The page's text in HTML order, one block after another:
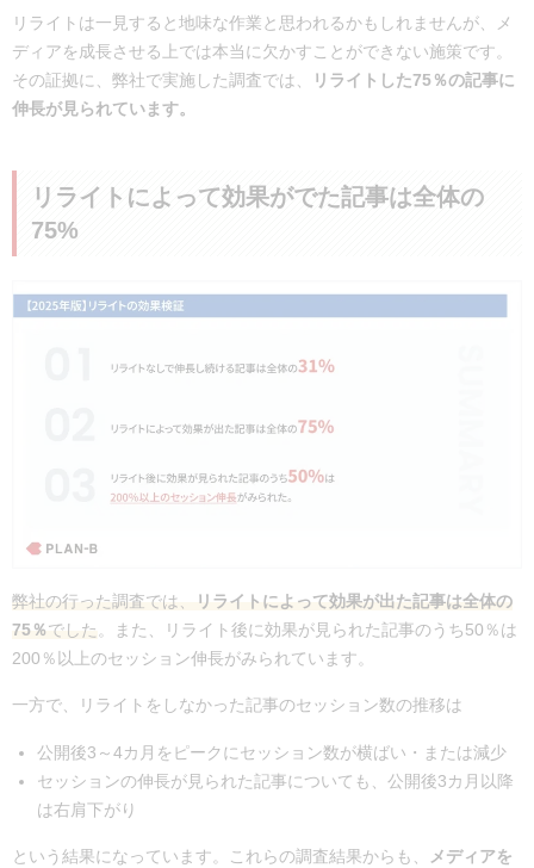
リライトは一見すると地味な作業と思われるかもしれませんが、メ
ディアを成長させる上では本当に欠かすことができない施策です。
その証拠に、弊社で実施した調査では、
リライトした75％の記事に
伸長が見られています。
リライトによって効果がでた記事は全体の
75%
弊社の行った調査では、
リライトによって効果が出た記事は全体の
75％でした 。また、リライト後に効果が見られた記事のうち50％は
200％以上のセッション伸長がみられています。
一方で、リライトをしなかった記事のセッション数の推移は
公開後3～4カ月をピークにセッション数が横ばい・または減少
セッションの伸長が見られた記事についても、公開後3カ月以降
は右肩下がり
という結果になっています。これらの調査結果からも、
メディアを